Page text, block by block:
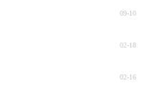
09-10
02-18
02-16